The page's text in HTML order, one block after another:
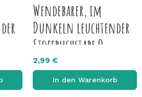
Wendebarer, im
Dunkeln leuchtender
Stoffbuchstabe Q
2,99 €
In den Warenkorb